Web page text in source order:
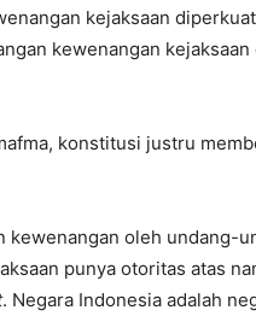
kejaksaan
kewenangan
konstitusi justru
kewenangan oleh undang-
punya otoritas atas
. Negara Indonesia adalah